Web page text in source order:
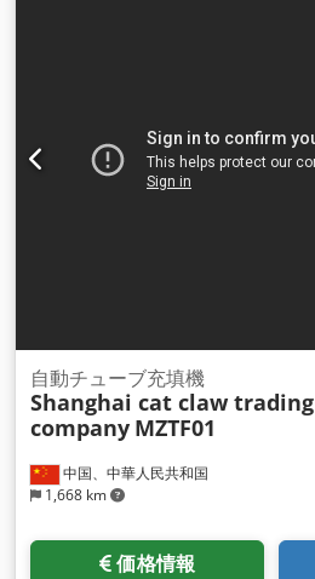
中国、中華人民共和国
1,668 km
自動チューブ充填機
Shanghai cat claw trading
company MZTF01
価格情報